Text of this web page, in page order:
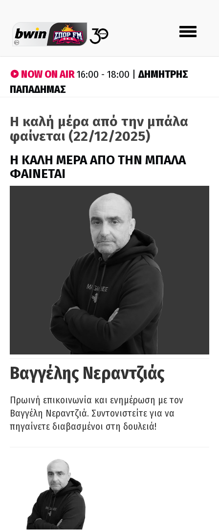
Toggle
navigation
NOW ON AIR16:00 - 18:00 |ΔΗΜΗΤΡΗΣ
ΠΑΠΑΔΗΜΑΣ
Η καλή μέρα από την μπάλα
φαίνεται (22/12/2025)
H ΚΑΛΗ ΜΕΡΑ ΑΠΟ ΤΗΝ ΜΠΑΛΑ
ΦΑΙΝΕΤΑΙ
Βαγγέλης Νεραντζιάς
Πρωινή επικοινωνία και ενημέρωση με τον
Βαγγέλη Νεραντζιά. Συντονιστείτε για να
πηγαίνετε διαβασμένοι στη δουλειά!